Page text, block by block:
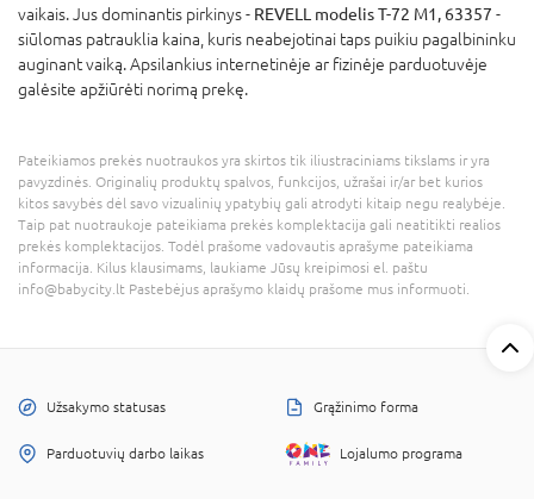
vaikais. Jus dominantis pirkinys - REVELL modelis T-72 M1, 63357 -
siūlomas patrauklia kaina, kuris neabejotinai taps puikiu pagalbininku
auginant vaiką. Apsilankius internetinėje ar fizinėje parduotuvėje
galėsite apžiūrėti norimą prekę.
Pateikiamos prekės nuotraukos yra skirtos tik iliustraciniams tikslams ir yra
pavyzdinės. Originalių produktų spalvos, funkcijos, užrašai ir/ar bet kurios
kitos savybės dėl savo vizualinių ypatybių gali atrodyti kitaip negu realybėje.
Taip pat nuotraukoje pateikiama prekės komplektacija gali neatitikti realios
prekės komplektacijos. Todėl prašome vadovautis aprašyme pateikiama
informacija. Kilus klausimams, laukiame Jūsų kreipimosi el. paštu
info@babycity.lt Pastebėjus aprašymo klaidų prašome mus informuoti.
Užsakymo statusas Grąžinimo forma
Parduotuvių darbo laikas Lojalumo programa